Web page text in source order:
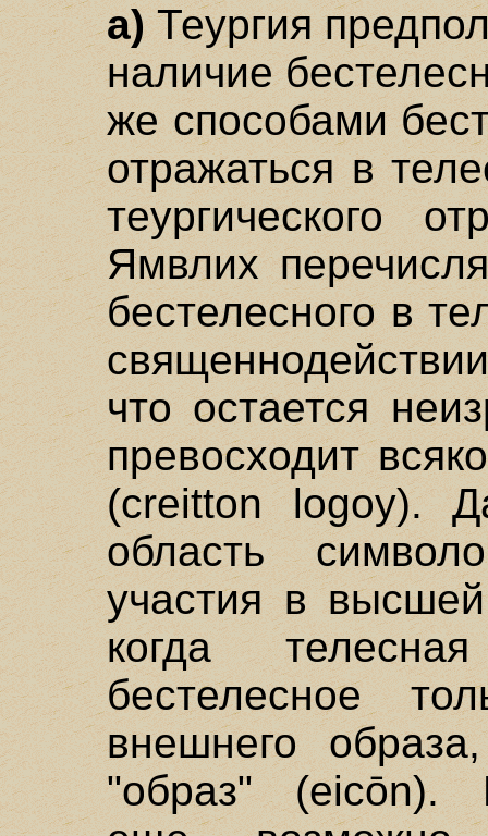
а)Теургия
наличие
же способами
отражаться в
теургического
Ямвлих
бестелесного в
что остается
превосходит
(creitton logoy).
область
участия в
когда
бестелесное
внешнего
"образ" (eicōn).